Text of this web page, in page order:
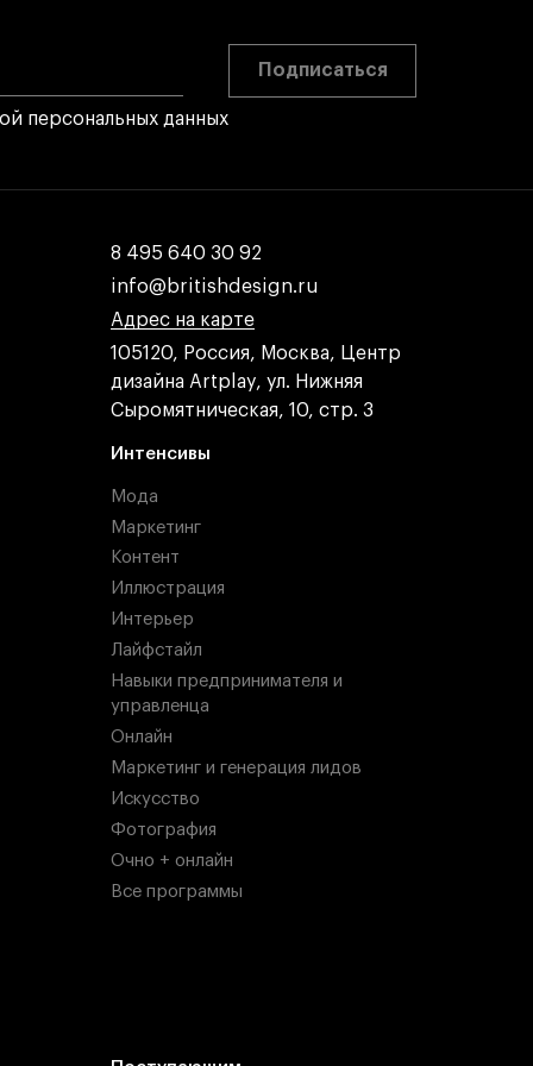
персональных данных
Подписаться
8 495 640 30 92
8 495 640 30 92
info@britishdesign.ru
info@britishdesign.ru
Адрес на карте
Адрес на карте
Адрес на карте
105120, Россия, Москва, Центр
дизайна Artplay, ул. Нижняя
Сыромятническая, 10, стр. 3
Интенсивы
Мода
Маркетинг
Контент
Иллюстрация
Интерьер
Лайфстайл
Навыки предпринимателя и
управленца
Онлайн
Маркетинг и генерация лидов
Искусство
Фотография
Очно + онлайн
Все программы